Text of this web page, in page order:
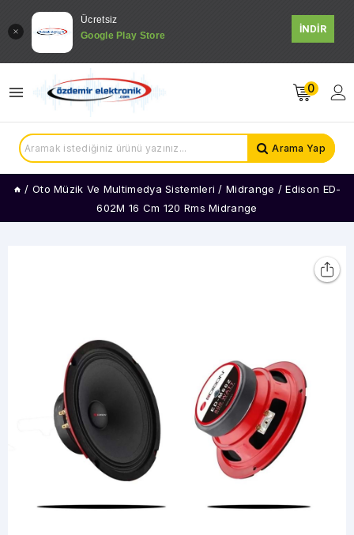
Ücretsiz
Google Play Store
İNDİR
0
Arama Yap
/ Oto Müzik Ve Multimedya Sistemleri / Midrange / Edison ED-
602M 16 Cm 120 Rms Midrange